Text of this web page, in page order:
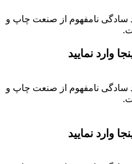
سادگی نامفهوم از صنعت چاپ و
وارد نمایید
سادگی نامفهوم از صنعت چاپ و
وارد نمایید